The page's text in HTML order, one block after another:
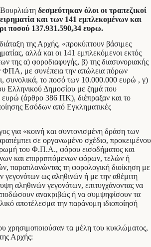
δεσμεύτηκαν όλοι οι τραπεζικοί
και των 141 εμπλεκομένων και
ποσού 137.931.590,34 ευρω.
της Αρχής, «προκύπτουν βάσιμες
αλλά και οι 141 εμπλεκόμενοι εκτός
της α) φοροδιαφυγής, β) της διασυνοριακής
ΦΠΑ, με συνέπεια την απώλεια πόρων
συνολικά, το ποσό των 10.000.000 ευρώ , γ)
Ελληνικού Δημοσίου με ζημά που
ευρώ (άρθρο 386 ΠΚ), διέπραξαν και το
Εσόδων από Εγκληματικές
για «κοινή και συντονισμένη δράση των
σε οργανωμένο σχέδιο, προκειμένου
του Φ.Π.Α., φόρου εισοδήματος και
και επιρριπτόμενων φόρων, τελών ή
παραπλανώντας τη φορολογική διοίκηση με
ως αληθινών ή με την αθέμιτη
αληθινών γεγονότων, επιτυγχάνοντας να
ανακριβώς ή να συμψηφίσουν τα
αποτέλεσμα την παράνομη ιδιοποίησή
χρησιμοποιούσαν τα μέλη του κυκλώματος,
Αρχής: